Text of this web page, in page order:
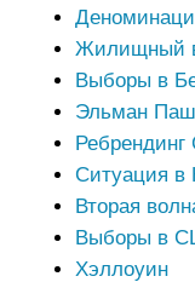
Жилищный
Выборы в
Эльман
Ребрендинг
Ситуация в
Вторая
Выборы в
Хэллоуин